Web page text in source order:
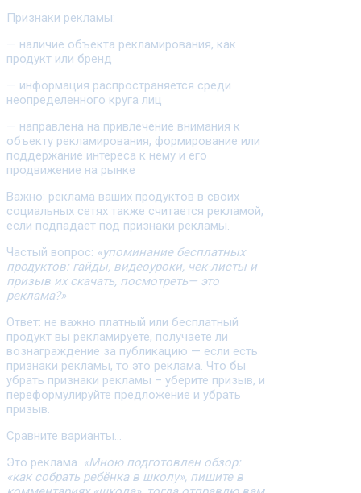
Признаки рекламы:
— наличие объекта рекламирования, как
продукт или бренд
— информация распространяется среди
неопределенного круга лиц
— направлена на привлечение внимания к
объекту рекламирования, формирование или
поддержание интереса к нему и его
продвижение на рынке
Важно: реклама ваших продуктов в своих
социальных сетях также считается рекламой,
если подпадает под признаки рекламы.
Частый вопрос: «упоминание бесплатных
продуктов: гайды, видеоуроки, чек-листы и
призыв их скачать, посмотреть— это
реклама?»
Ответ: не важно платный или бесплатный
продукт вы рекламируете, получаете ли
вознаграждение за публикацию — если есть
признаки рекламы, то это реклама. Что бы
убрать признаки рекламы – уберите призыв, и
переформулируйте предложение и убрать
призыв.
Сравните варианты…
Это реклама. «Мною подготовлен обзор:
«как собрать ребёнка в школу», пишите в